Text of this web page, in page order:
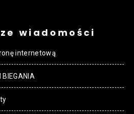
wiadomości
internetową
BIEGANIA